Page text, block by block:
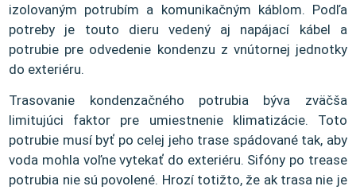
izolovaným potrubím a komunikačným káblom. Podľa
potreby je touto dieru vedený aj napájací kábel a
potrubie pre odvedenie kondenzu z vnútornej jednotky
do exteriéru.
Trasovanie kondenzačného potrubia býva zväčša
limitujúci faktor pre umiestnenie klimatizácie. Toto
potrubie musí byť po celej jeho trase spádované tak, aby
voda mohla voľne vytekať do exteriéru. Sifóny po trease
potrubia nie sú povolené. Hrozí totižto, že ak trasa nie je